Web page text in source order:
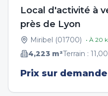
Local d'activité à
près de Lyon
Miribel (01700) • À 20
4,223 m²Terrain :
Prix sur demande